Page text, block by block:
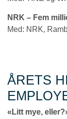
NRK – Fem
Med: NRK,
ÅRETS
«Litt mye,